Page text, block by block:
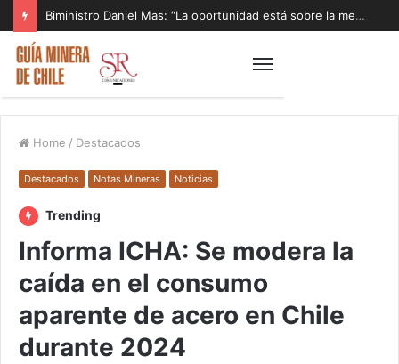
Biministro Daniel Mas: “La oportunidad está sobre la mesa y tenemos que aprovecharla”
Home / Destacados
Destacados Notas Mineras Noticias
Trending
Informa ICHA: Se modera la
caída en el consumo
aparente de acero en Chile
durante 2024